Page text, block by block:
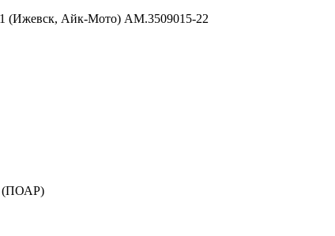
(Ижевск, Айк-Мото) АМ.3509015-22
(ПОАР)